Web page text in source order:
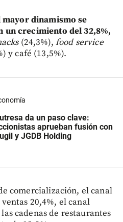
mayor dinamismo se
un crecimiento del 32,8%,
(24,3%), food service
y café (13,5%).
da un paso clave:
aprueban fusión con
y JGDB Holding
comercialización, el canal
20,4%, el canal
cadenas de restaurantes